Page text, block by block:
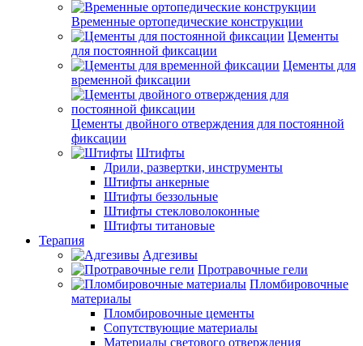
Временные ортопедические конструкции
Цементы
для постоянной фиксации
Цементы для
временной фиксации
Цементы двойного отверждения для постоянной
фиксации
Штифты
Дрили, развертки, инструменты
Штифты анкерные
Штифты беззольные
Штифты стекловолоконные
Штифты титановые
Терапия
Адгезивы
Протравочные гели
Пломбировочные
материалы
Пломбировочные цементы
Сопутствующие материалы
Материалы светового отверждения